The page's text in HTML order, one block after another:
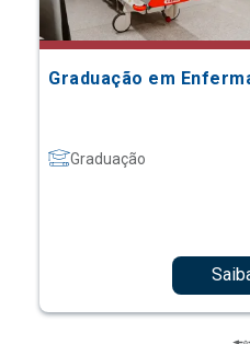
Graduação em
Graduação